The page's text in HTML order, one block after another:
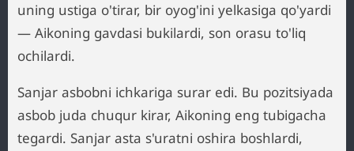
uning ustiga o'tirar, bir oyog'ini yelkasiga qo'yardi
— Aikoning gavdasi bukilardi, son orasu to'liq
ochilardi.
Sanjar asbobni ichkariga surar edi. Bu pozitsiyada
asbob juda chuqur kirar, Aikoning eng tubigacha
tegardi. Sanjar asta s'uratni oshira boshlardi,